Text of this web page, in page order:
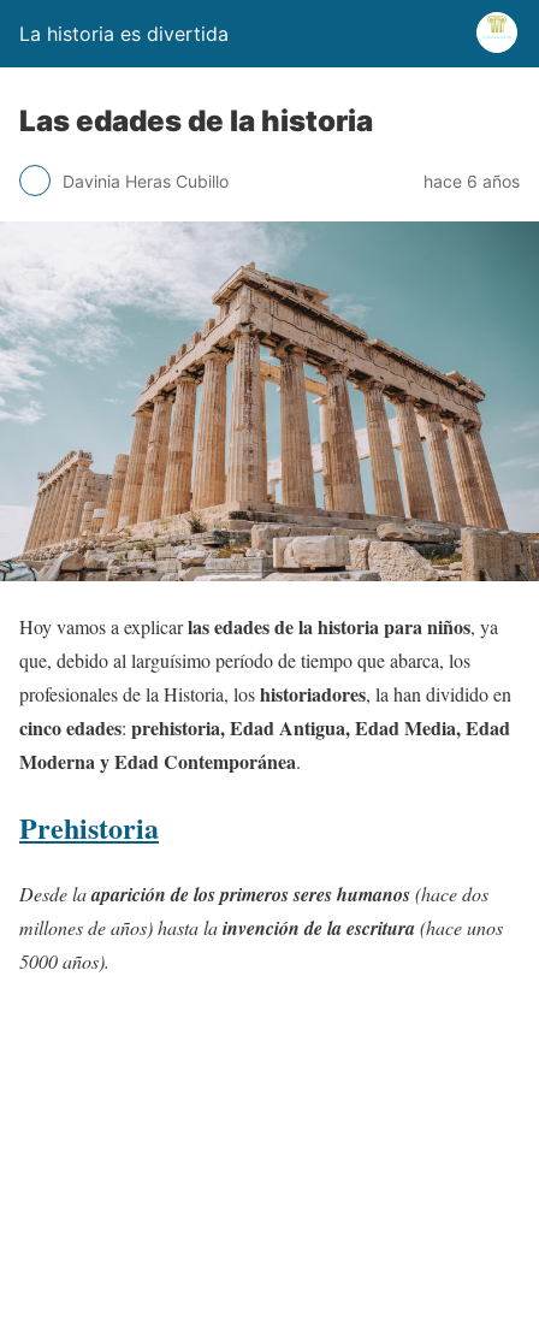
La historia es divertida
Las edades de la historia
Davinia Heras Cubillo hace 6 años
Hoy vamos a explicarlas edades de la historia para niños, ya
que, debido al larguísimo período de tiempo que abarca, los
profesionales de la Historia, loshistoriadores, la han dividido en
cincoedades: prehistoria, Edad Antigua, Edad Media, Edad
Moderna y Edad Contemporánea.
Prehistoria
Desde laaparición de los primeros seres humanos(hace dos
millones de años) hasta lainvención de la escritura(hace unos
5000 años).